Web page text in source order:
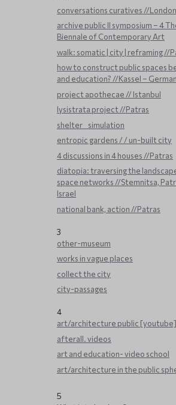
conversations curatives //London
archive public ΙΙ symposium – 4
Biennale of Contemporary Art
walk: somatic | city | reframing //
how to construct public spaces
and education? //Kassel –
project apothecae // Istanbul
lysistrata project //Patras
shelter _ simulation
entropic gardens / / un-built city
4 discussions in 4 houses //Patras
diatopia: traversing the
space networks //Stemnitsa,
Israel
national bank, action //Patras
3
other-museum
works in vague places
collect the city
city-passages
4
art/architecture public [youtube]
afterall. videos
art and education- video school
art/architecture in the public
5